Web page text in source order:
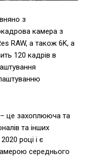
з
камера з
RAW, а також 6K, а
120 кадрів в
це захоплююча та
та інших
році і є
середнього